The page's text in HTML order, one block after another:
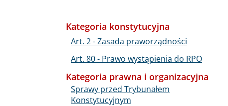
Kategoria konstytucyjna
Art. 2 - Zasada praworządności
Art. 80 - Prawo wystąpienia do RPO
Kategoria prawna i organizacyjna
Sprawy przed Trybunałem
Konstytucyjnym